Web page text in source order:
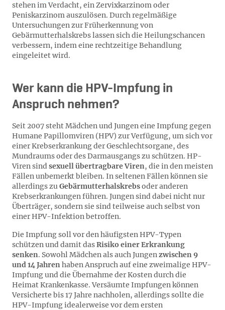
stehen im Verdacht, ein Zervixkarzinom oder
Peniskarzinom auszulösen. Durch regelmäßige
Untersuchungen zur Früherkennung von
Gebärmutterhalskrebs lassen sich die Heilungschancen
verbessern, indem eine rechtzeitige Behandlung
eingeleitet wird.
Wer kann die HPV-Impfung in
Anspruch nehmen?
Seit 2007 steht Mädchen und Jungen eine Impfung gegen
Humane Papillomviren (HPV) zur Verfügung, um sich vor
einer Krebserkrankung der Geschlechtsorgane, des
Mundraums oder des Darmausgangs zu schützen. HP-
Viren sind sexuell übertragbare Viren, die in den meisten
Fällen unbemerkt bleiben. In seltenen Fällen können sie
allerdings zuGebärmutterhalskrebsoder anderen
Krebserkrankungen führen. Jungen sind dabei nicht nur
Überträger, sondern sie sind teilweise auch selbst von
einer HPV-Infektion betroffen.
Die Impfung soll vor den häufigsten HPV-Typen
schützen und damit dasRisiko einer Erkrankung
senken. Sowohl Mädchen als auch Jungenzwischen 9
und 14 Jahrenhaben Anspruch auf eine zweimalige HPV-
Impfung und die Übernahme der Kosten durch die
Heimat Krankenkasse. Versäumte Impfungen können
Versicherte bis 17 Jahre nachholen, allerdings sollte die
HPV-Impfung idealerweise vor dem ersten